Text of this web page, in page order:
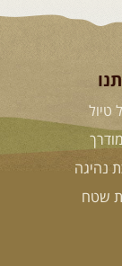
טיול
נהיגה
שטח